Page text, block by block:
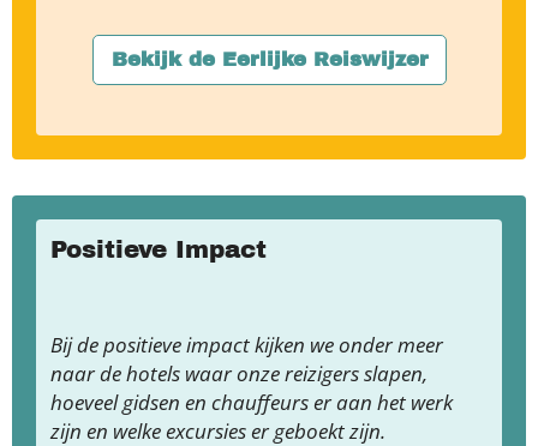
Bekijk de Eerlijke Reiswijzer
Positieve Impact
Bij de positieve impact kijken we onder meer
naar de hotels waar onze reizigers slapen,
hoeveel gidsen en chauffeurs er aan het werk
zijn en welke excursies er geboekt zijn.